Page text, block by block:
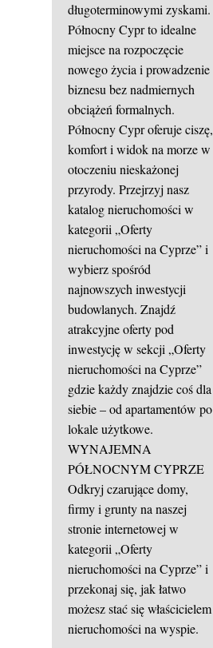
długoterminowymi zyskami.
Północny Cypr to idealne
miejsce na rozpoczęcie
nowego życia i prowadzenie
biznesu bez nadmiernych
obciążeń formalnych.
Północny Cypr oferuje ciszę,
komfort i widok na morze w
otoczeniu nieskażonej
przyrody. Przejrzyj nasz
katalog nieruchomości w
kategorii „Oferty
nieruchomości na Cyprze” i
wybierz spośród
najnowszych inwestycji
budowlanych. Znajdź
atrakcyjne oferty pod
inwestycję w sekcji „Oferty
nieruchomości na Cyprze”
gdzie każdy znajdzie coś dla
siebie – od apartamentów po
lokale użytkowe.
WYNAJEMNA
PÓŁNOCNYM CYPRZE
Odkryj czarujące domy,
firmy i grunty na naszej
stronie internetowej w
kategorii „Oferty
nieruchomości na Cyprze” i
przekonaj się, jak łatwo
możesz stać się właścicielem
nieruchomości na wyspie.